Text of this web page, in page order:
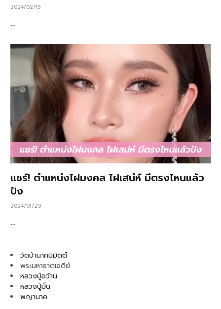
2024/02/15
…
แชร์! ตำแหน่งไฝมงคล ไฝเสน่ห์ มีตรงไหนแล้ว
ปัง
2024/01/29
…
วัดป่านาคนิมิตต์
พระมหาธาตเจดีย์
หลวงปู่อว้าน
หลวงปู่มั่น
พญานาค